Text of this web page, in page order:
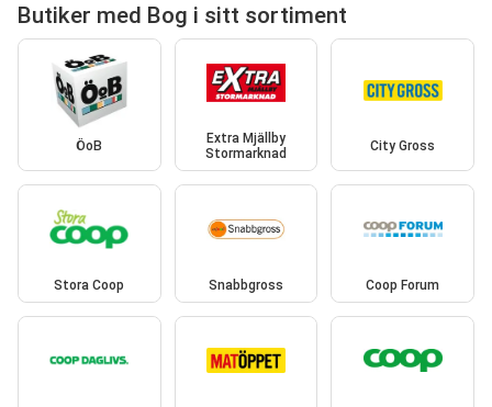
Butiker med Bog i sitt sortiment
ÖoB
Extra Mjällby
Stormarknad
City Gross
Stora Coop Snabbgross Coop Forum